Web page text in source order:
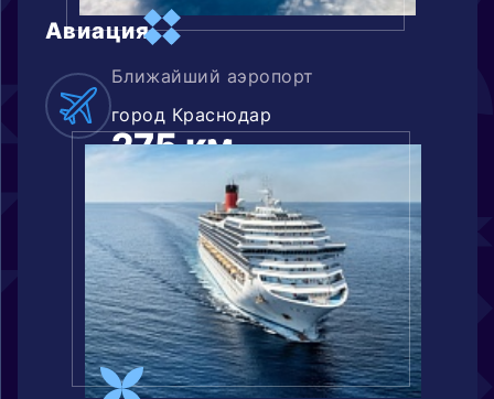
Авиация
Ближайший аэропорт
город Краснодар
275 км